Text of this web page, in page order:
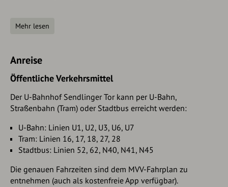
etwa 130 m nach dem Ochsengarten auf der linken Seite
Kulturzentrum Münchens, bis zur Kreuzung Corneliusstraße.
Diese überqueren wir geradeaus, um auf die Rumfordstraße
zu gelangen. Dort sehen wir den ehemaligen Standort des
„Old Mrs. Henderson“ nach 60 m auf der rechten Seite.
Weiter auf der Rumfordstraße biegen wir nach 100m rechts
in die Reichenbachstraße ein, wo sich nach etwa 50m das
Hotel Deutsche Eiche auf der linken Straßenseite befindet.
Wir folgen der Reichenbachstraße weitere 100 m, bis wir
Platzes sehen wir zudem das imposante
Gärtnerplatztheater.
Mehr lesen
Anreise
Öffentliche Verkehrsmittel
Der U-Bahnhof Sendlinger Tor kann per U-Bahn,
Straßenbahn (Tram) oder Stadtbus erreicht werden:
U-Bahn: Linien U1, U2, U3, U6, U7
Tram: Linien 16, 17, 18, 27, 28
Stadtbus: Linien 52, 62, N40, N41, N45
Die genauen Fahrzeiten sind dem MVV-Fahrplan zu
entnehmen (auch als kostenfreie App verfügbar).